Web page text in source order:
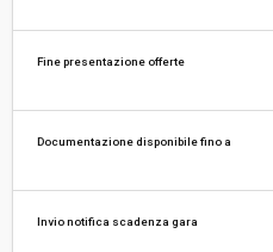
Fine presentazione offerte
Documentazione disponibile fino a
Invio notifica scadenza gara